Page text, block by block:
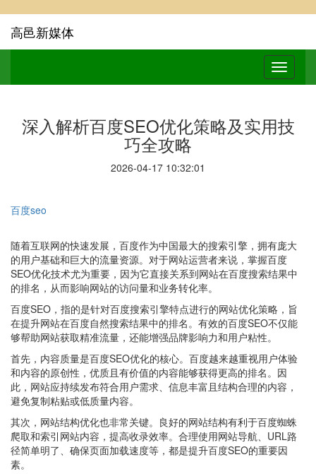
高邑新媒体
深入解析百度SEO优化策略及实用技
巧全攻略
2026-04-17 10:32:01
百度seo
随着互联网的快速发展，百度作为中国最大的搜索引擎，拥有庞大
的用户基础和巨大的流量资源。对于网站运营者来说，掌握百度
SEO优化技术尤为重要，因为它直接关系到网站在百度搜索结果中
的排名，从而影响网站的访问量和业务转化率。
百度SEO，指的是针对百度搜索引擎特点进行的网站优化策略，旨
在提升网站在百度自然搜索结果中的排名。有效的百度SEO不仅能
够帮助网站获取精准流量，还能增强品牌影响力和用户粘性。
首先，内容质量是百度SEO优化的核心。百度越来越重视用户体验
和内容的原创性，优质且有价值的内容能够获得更高的排名。因
此，网站应持续发布符合用户需求、信息丰富且结构合理的内容，
避免复制粘贴或低质量内容。
其次，网站结构优化也非常关键。良好的网站结构有利于百度蜘蛛
爬取和索引网站内容，提高收录效率。合理使用网站导航、URL路
径简单明了、确保页面加载速度等，都是提升百度SEO的重要因
素。